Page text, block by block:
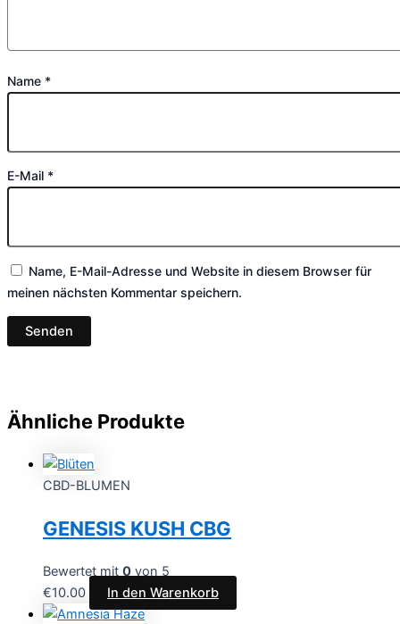
Name *
E-Mail *
Name, E-Mail-Adresse und Website in diesem Browser für
meinen nächsten Kommentar speichern.
Ähnliche Produkte
CBD-BLUMEN
GENESIS KUSH CBG
Bewertet mit 0 von 5
€10.00 In den Warenkorb